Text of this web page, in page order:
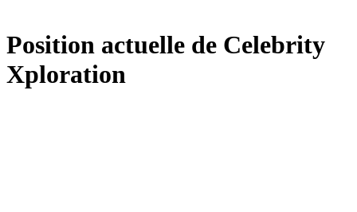
Position actuelle de Celebrity
Xploration